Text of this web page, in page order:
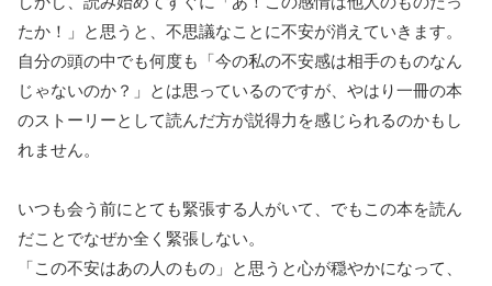
たか！」と思うと、不思議なことに不安が消えていきます。
自分の頭の中でも何度も「今の私の不安感は相手のものなん
じゃないのか？」とは思っているのですが、やはり一冊の本
のストーリーとして読んだ方が説得力を感じられるのかもし
れません。
いつも会う前にとても緊張する人がいて、でもこの本を読ん
だことでなぜか全く緊張しない。
「この不安はあの人のもの」と思うと心が穏やかになって、